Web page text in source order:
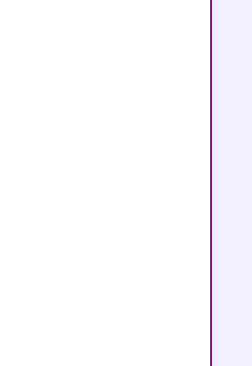
する義両親に時給300...
てきた友人、その子ども...
小さい頃に撮った写真が...